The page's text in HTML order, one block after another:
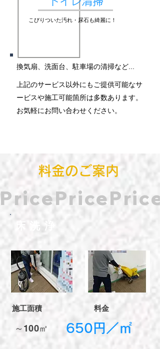
​こびりついた汚れ・尿石も綺麗に！
​換気扇、洗面台、駐車場の清掃など...
​上記のサービス以外にもご提供可能なサ
ービスや施工可能箇所は多数あります。
お気軽にお問い合わせください。
​料金のご案内
Price
​床洗浄
​施工面積
～100㎡​
​料金
​650円／㎡